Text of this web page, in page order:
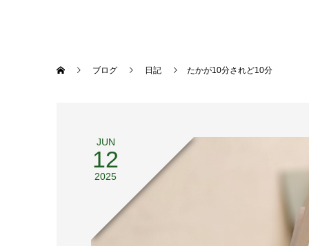
ブログ 日記 たかが10分されど10分
JUN
12
2025